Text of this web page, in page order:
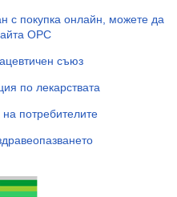
с покупка онлайн, можете да
ОРС
съюз
по лекарствата
потребителите